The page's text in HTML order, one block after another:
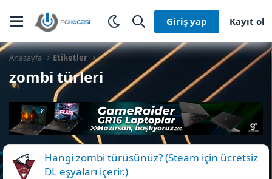
Giriş yap Kayıt ol
Anasayfa Etiketler
zombi türleri
Hangi zombi türüsünüz? (Steam için ücretsiz
DL eşyaları içerir.)